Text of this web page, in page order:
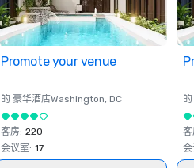
Promote your venue
的 豪华酒店Washington, DC
客房: 220
会议室: 17
客
会